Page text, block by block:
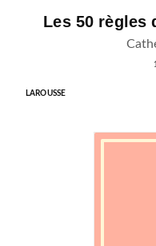
Les 50 règles
LAROUSSE